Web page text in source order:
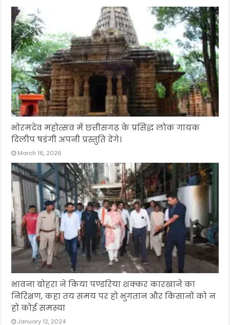
भोरमदेव महोत्सव में छत्तीसगढ़ के प्रसिद्ध लोक गायक
दिलीप षडंगी अपनी प्रस्तुति देंगे।
March 16, 2026
भावना बोहरा ने किया पण्डरिया शक्कर कारखाने का
निरिक्षण, कहा तय समय पर हो भुगतान और किसानों को न
हो कोई समस्या
January 12, 2024